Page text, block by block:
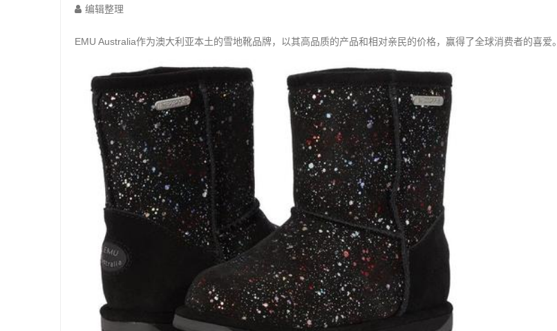
编辑整理
EMU Australia作为澳大利亚本土的雪地靴品牌，以其高品质的产品和相对亲民的价格，赢得了全球消费者的喜爱。